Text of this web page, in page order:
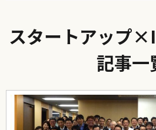
スタートアップ
記事一